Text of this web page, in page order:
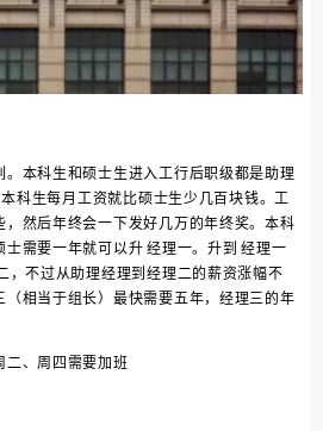
本科生和硕士生进入工行后职级都是助理
科生每月工资就比硕士生少几百块钱。工
然后年终会一下发好几万的年终奖。本科
需要一年就可以升 经理一。升到 经理一
，不过从助理经理到经理二的薪资涨幅不
相当于组长）最快需要五年，经理三的年
二、周四需要加班